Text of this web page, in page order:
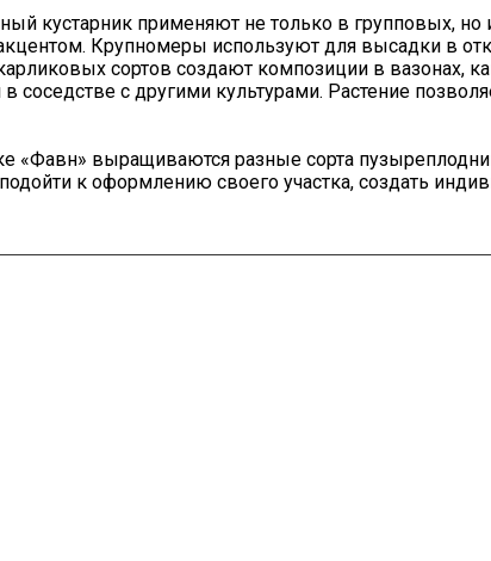
кустарник применяют не только в групповых, но
Крупномеры используют для высадки в
сортов создают композиции в вазонах,
соседстве с другими культурами. Растение
«Фавн» выращиваются разные сорта
к оформлению своего участка, создать